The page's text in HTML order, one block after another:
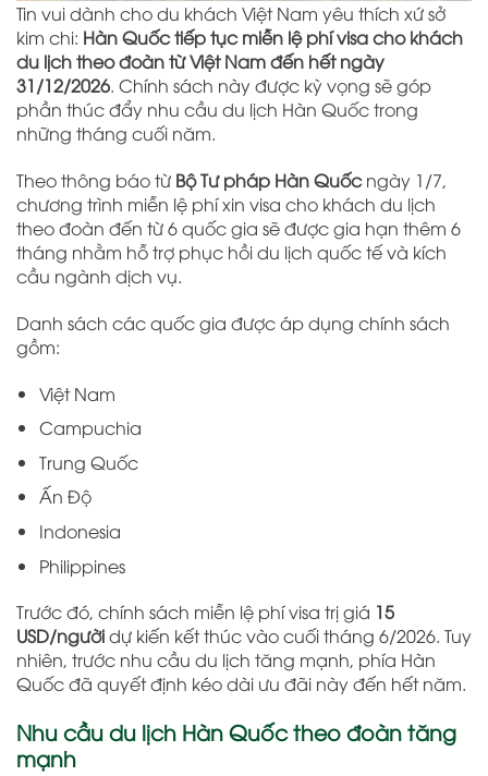
Tin vui dành cho du khách Việt Nam yêu thích xứ sở
kim chi: Hàn Quốc tiếp tục miễn lệ phí visa cho khách
du lịch theo đoàn từ Việt Nam đến hết ngày
31/12/2026. Chính sách này được kỳ vọng sẽ góp
phần thúc đẩy nhu cầu du lịch Hàn Quốc trong
những tháng cuối năm.
Theo thông báo từ Bộ Tư pháp Hàn Quốcngày 1/7,
chương trình miễn lệ phí xin visa cho khách du lịch
theo đoàn đến từ 6 quốc gia sẽ được gia hạn thêm 6
tháng nhằm hỗ trợ phục hồi du lịch quốc tế và kích
cầu ngành dịch vụ.
Danh sách các quốc gia được áp dụng chính sách
gồm:
Việt Nam
Campuchia
Trung Quốc
Ấn Độ
Indonesia
Philippines
Trước đó, chính sách miễn lệ phí visa trị giá 15
USD/ngườidự kiến kết thúc vào cuối tháng 6/2026. Tuy
nhiên, trước nhu cầu du lịch tăng mạnh, phía Hàn
Quốc đã quyết định kéo dài ưu đãi này đến hết năm.
Nhu cầu du lịch Hàn Quốc theo đoàn tăng
mạnh